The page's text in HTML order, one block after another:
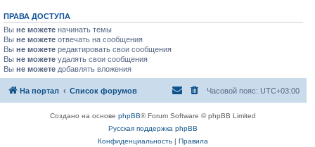
ПРАВА ДОСТУПА
Вы не можете начинать темы
Вы не можете отвечать на сообщения
Вы не можете редактировать свои сообщения
Вы не можете удалять свои сообщения
Вы не можете добавлять вложения
На портал Список форумов Часовой пояс: UTC+03:00
Создано на основеphpBB® Forum Software © phpBB Limited
Русская поддержка phpBB
Конфиденциальность |Правила